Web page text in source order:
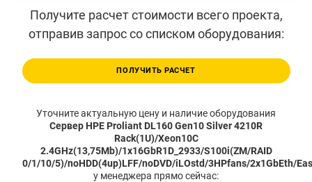
Получите расчет стоимости всего проекта,
отправив запрос со списком оборудования:
ПОЛУЧИТЬ РАСЧЕТ
Уточните актуальную цену и наличие оборудования
Сервер HPE Proliant DL160 Gen10 Silver 4210R
Rack(1U)/Xeon10C
2.4GHz(13,75Mb)/1x16GbR1D_2933/S100i(ZM/RAID
0/1/10/5)/noHDD(4up)LFF/noDVD/iLOstd/3HPfans/2x1GbEth/
у менеджера прямо сейчас: